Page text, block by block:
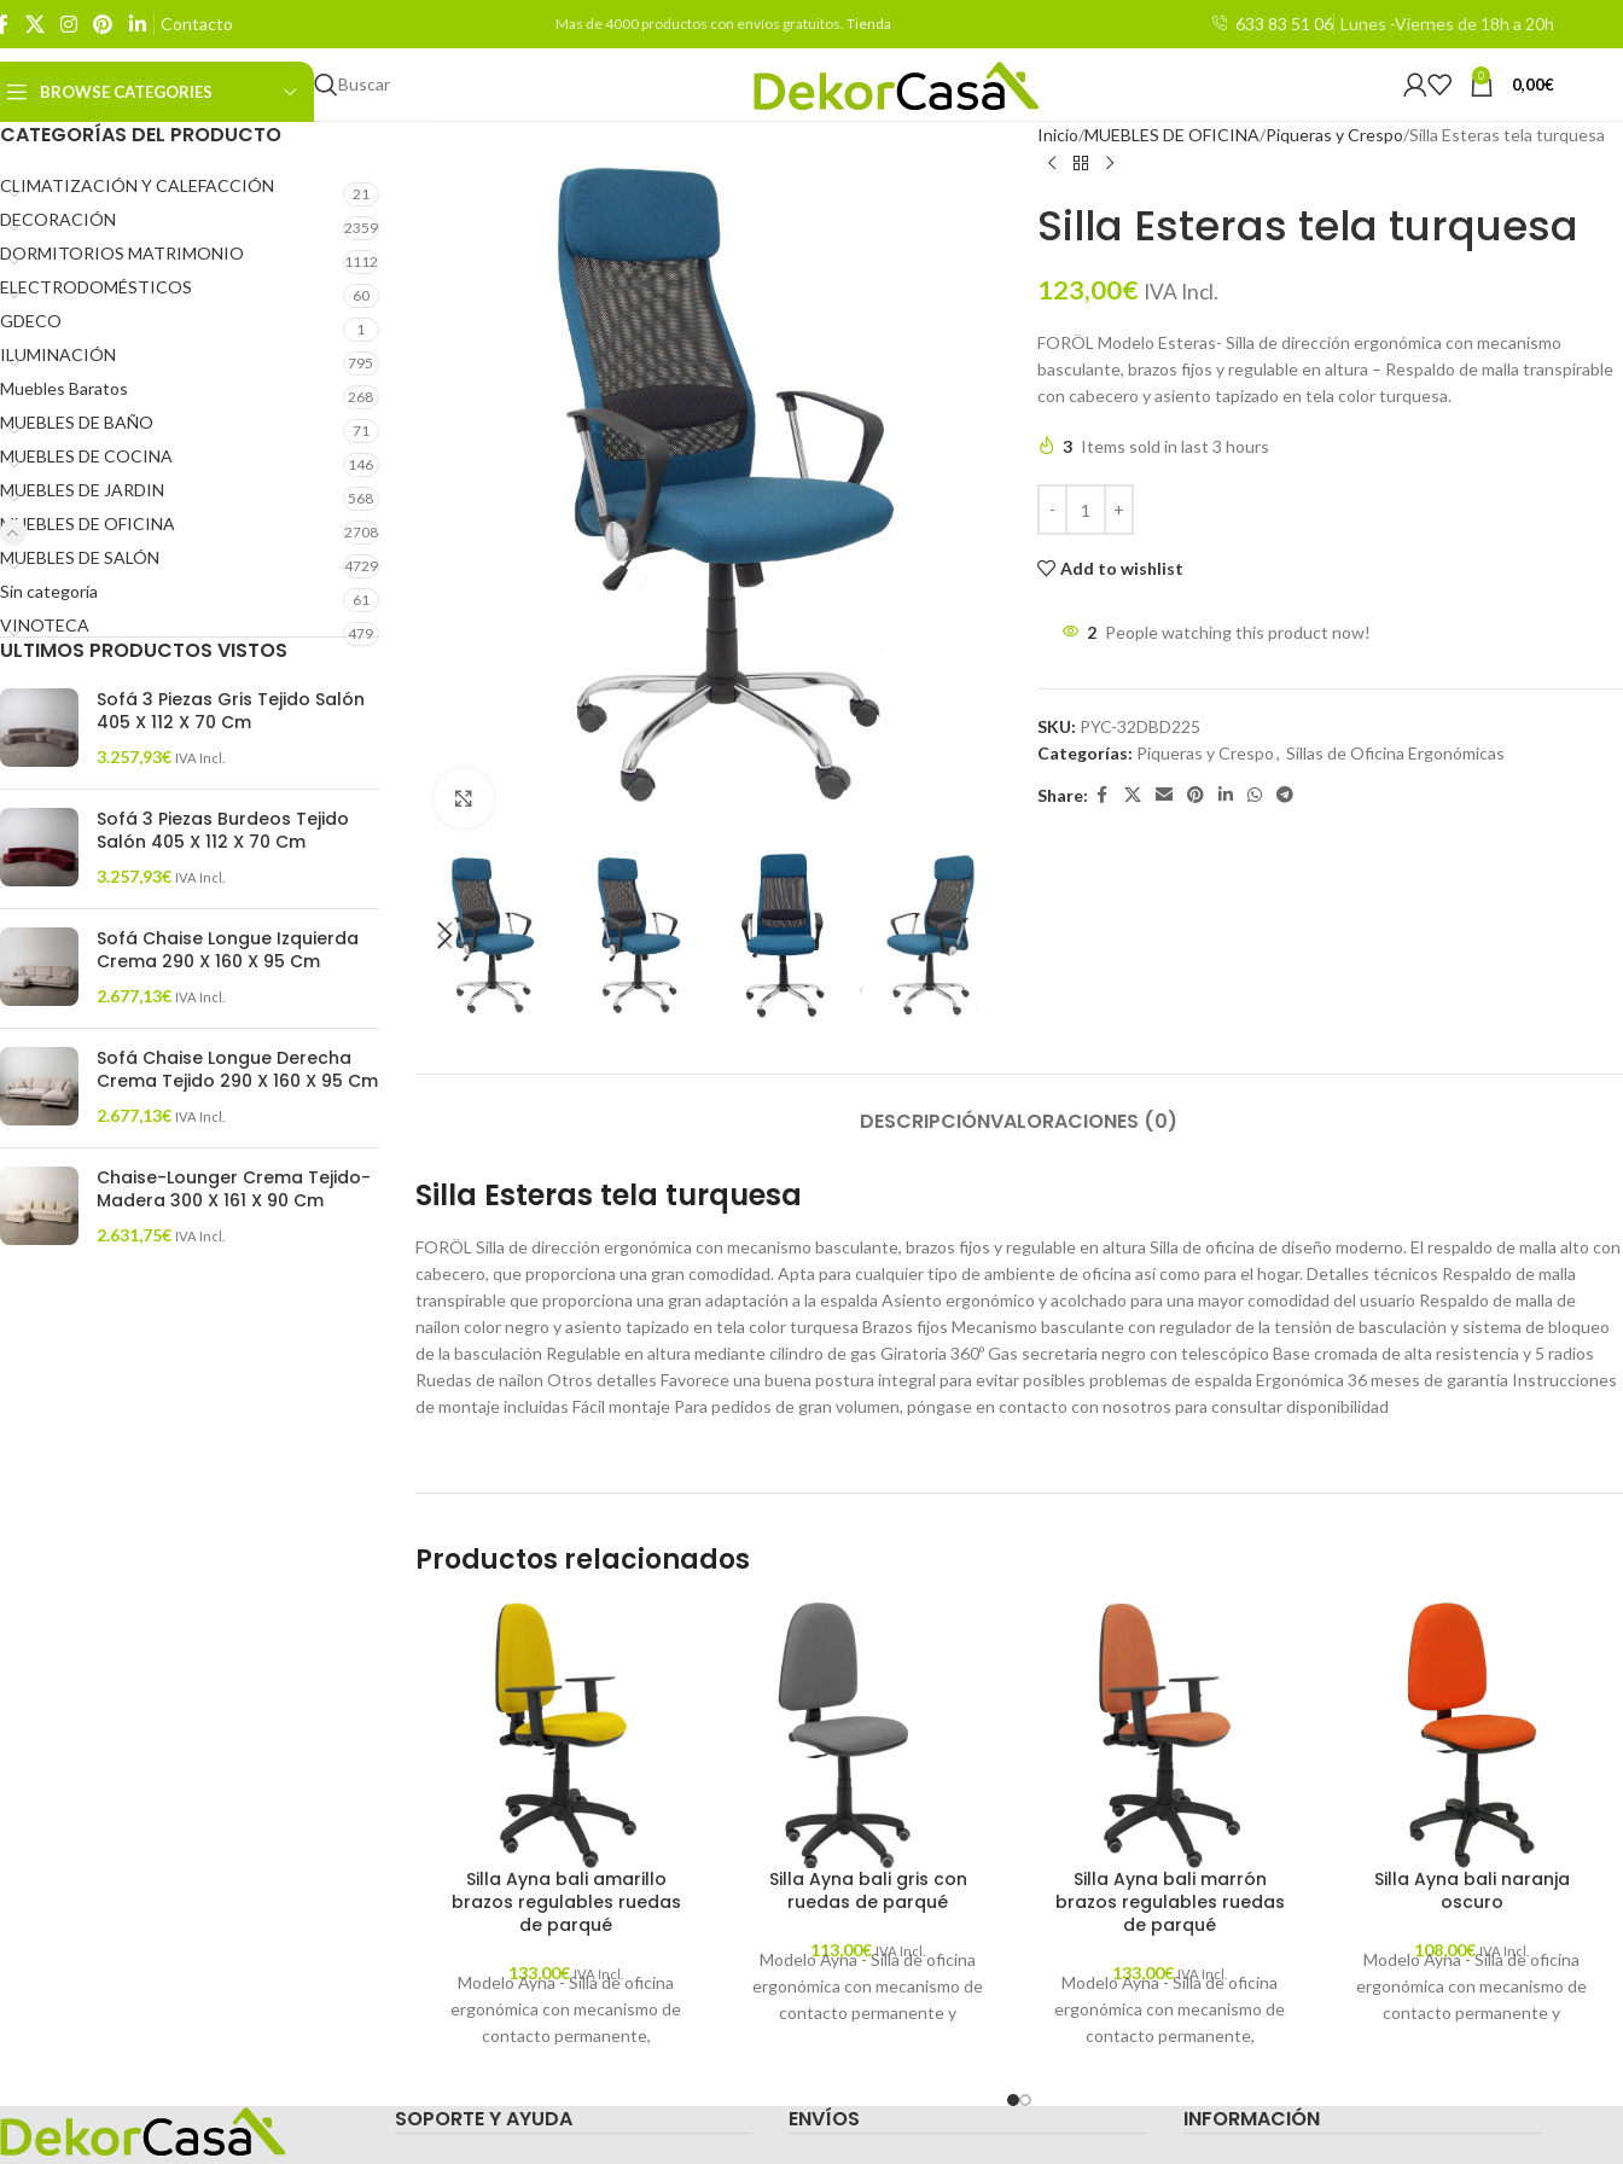
Contacto Mas de 4000 productos con envíos gratuitos. Tienda 633 83 51 06 Lunes -Viernes de 18h a 20h
BROWSE CATEGORIES Buscar 0 0,00€
CATEGORÍAS DEL PRODUCTO
CLIMATIZACIÓN Y CALEFACCIÓN 21
DECORACIÓN 2359
DORMITORIOS MATRIMONIO 1112
ELECTRODOMÉSTICOS 60
GDECO 1
ILUMINACIÓN 795
Muebles Baratos 268
MUEBLES DE BAÑO 71
MUEBLES DE COCINA 146
MUEBLES DE JARDIN 568
MUEBLES DE OFICINA 2708
MUEBLES DE SALÓN 4729
Sin categoría 61
VINOTECA 479
ULTIMOS PRODUCTOS VISTOS
Sofá 3 Piezas Gris Tejido Salón
405 X 112 X 70 Cm
3.257,93€ IVA Incl.
Sofá 3 Piezas Burdeos Tejido
Salón 405 X 112 X 70 Cm
3.257,93€ IVA Incl.
Sofá Chaise Longue Izquierda
Crema 290 X 160 X 95 Cm
2.677,13€ IVA Incl.
Sofá Chaise Longue Derecha
Crema Tejido 290 X 160 X 95 Cm
2.677,13€ IVA Incl.
Chaise-Lounger Crema Tejido-
Madera 300 X 161 X 90 Cm
2.631,75€ IVA Incl.
Inicio MUEBLES DE OFICINA Piqueras y Crespo Silla Esteras tela turquesa
Silla Esteras tela turquesa
123,00€ IVA Incl.
FORÖL Modelo Esteras- Silla de dirección ergonómica con mecanismo
basculante, brazos fijos y regulable en altura – Respaldo de malla transpirable
con cabecero y asiento tapizado en tela color turquesa.
3 Items sold in last 3 hours
Add to wishlist
2 People watching this product now!
SKU: PYC-32DBD225
Categorías: Piqueras y Crespo, Sillas de Oficina Ergonómicas
Share:
DESCRIPCIÓNVALORACIONES (0)
Silla Esteras tela turquesa
FORÖL Silla de dirección ergonómica con mecanismo basculante, brazos fijos y regulable en altura Silla de oficina de diseño moderno. El respaldo de malla alto con
cabecero, que proporciona una gran comodidad. Apta para cualquier tipo de ambiente de oficina así como para el hogar. Detalles técnicos Respaldo de malla
transpirable que proporciona una gran adaptación a la espalda Asiento ergonómico y acolchado para una mayor comodidad del usuario Respaldo de malla de
nailon color negro y asiento tapizado en tela color turquesa Brazos fijos Mecanismo basculante con regulador de la tensión de basculación y sistema de bloqueo
de la basculación Regulable en altura mediante cilindro de gas Giratoria 360º Gas secretaria negro con telescópico Base cromada de alta resistencia y 5 radios
Ruedas de nailon Otros detalles Favorece una buena postura integral para evitar posibles problemas de espalda Ergonómica 36 meses de garantía Instrucciones
de montaje incluidas Fácil montaje Para pedidos de gran volumen, póngase en contacto con nosotros para consultar disponibilidad
Productos relacionados
Silla Ayna bali amarillo
brazos regulables ruedas
de parqué
133,00€ IVA Incl.
Modelo Ayna - Silla de oficina
ergonómica con mecanismo de
contacto permanente,
tapizados en tejido BALI color
Silla Ayna bali gris con
ruedas de parqué
113,00€ IVA Incl.
Modelo Ayna - Silla de oficina
ergonómica con mecanismo de
contacto permanente y
parqué
Silla Ayna bali marrón
brazos regulables ruedas
de parqué
133,00€ IVA Incl.
Modelo Ayna - Silla de oficina
ergonómica con mecanismo de
contacto permanente,
tapizados en tejido BALI color
Silla Ayna bali naranja
oscuro
108,00€ IVA Incl.
Modelo Ayna - Silla de oficina
ergonómica con mecanismo de
contacto permanente y
SOPORTE Y AYUDA ENVÍOS INFORMACIÓN